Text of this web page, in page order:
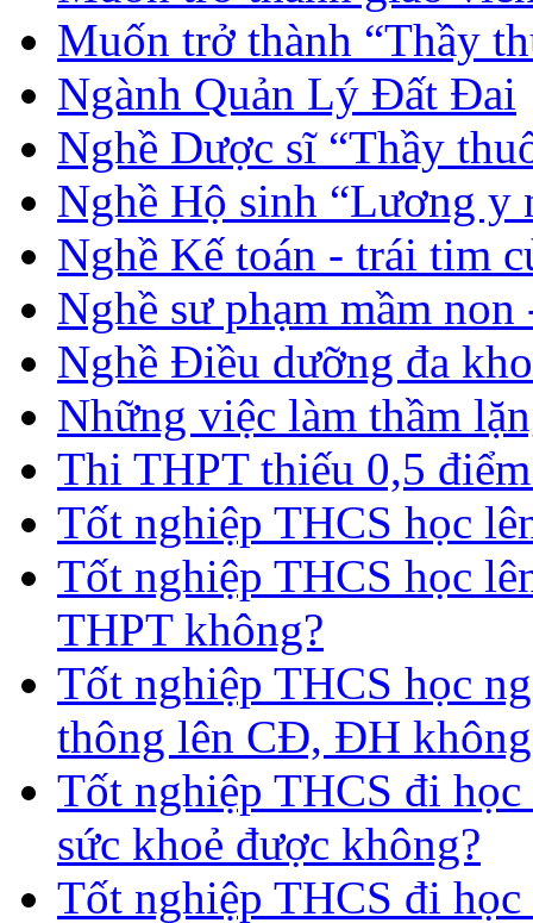
Muốn trở thành “Thầy
Ngành Quản Lý Đất Đai
Nghề Dược sĩ “Thầy
Nghề Hộ sinh “Lương y
Nghề Kế toán - trái tim
Nghề sư phạm mầm
Nghề Điều dưỡng đa
Những việc làm thầm
Thi THPT thiếu 0,5
Tốt nghiệp THCS học
Tốt nghiệp THCS học
THPT không?
Tốt nghiệp THCS học
thông lên CĐ, ĐH
Tốt nghiệp THCS đi học
sức khoẻ được không?
Tốt nghiệp THCS đi